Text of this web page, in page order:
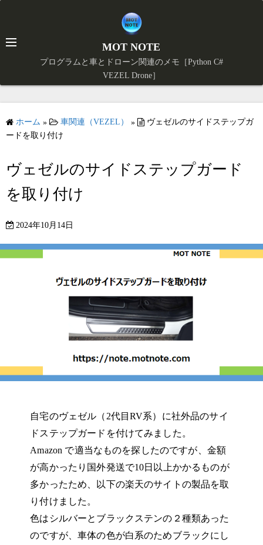
テ
へ
MOT NOTE
プログラムと車とドローン関連のメモ［Python C#
VEZEL Drone］
X
ホーム » 車関連（VEZEL） »
ヴェゼルのサイドステップガ
ードを取り付け
ヴェゼルのサイドステップガード
を取り付け
2024年10月14日
自宅のヴェゼル（2代目RV系）に社外品のサイ
ドステップガードを付けてみました。
Amazon で適当なものを探したのですが、金額
が高かったり国外発送で10日以上かかるものが
多かったため、以下の楽天のサイトの製品を取
り付けました。
色はシルバーとブラックステンの２種類あった
のですが、車体の色が白系のためブラックにし